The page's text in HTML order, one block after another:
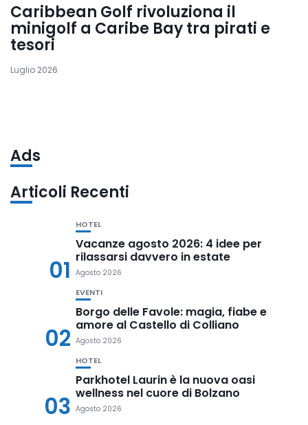
Caribbean Golf rivoluziona il
minigolf a Caribe Bay tra pirati e
tesori
Luglio 2026
Ads
Articoli Recenti
01
HOTEL
Vacanze agosto 2026: 4 idee per
rilassarsi davvero in estate
Agosto 2026
02
EVENTI
Borgo delle Favole: magia, fiabe e
amore al Castello di Colliano
Agosto 2026
03
HOTEL
Parkhotel Laurin è la nuova oasi
wellness nel cuore di Bolzano
Agosto 2026